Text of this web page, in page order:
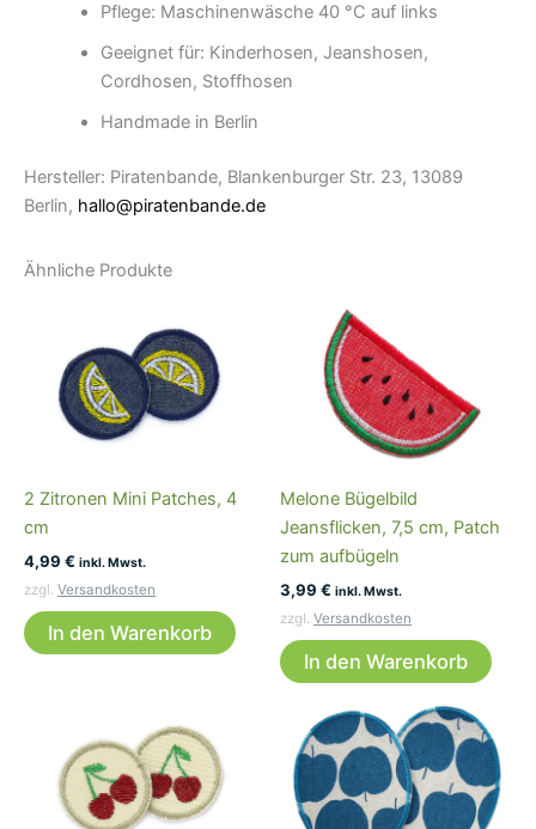
Pflege: Maschinenwäsche 40 °C auf links
Geeignet für: Kinderhosen, Jeanshosen,
Cordhosen, Stoffhosen
Handmade in Berlin
Hersteller: Piratenbande, Blankenburger Str. 23, 13089
Berlin, hallo@piratenbande.de
Ähnliche Produkte
2 Zitronen Mini Patches, 4
cm
4,99 € inkl. Mwst.
zzgl. Versandkosten
In den Warenkorb
Melone Bügelbild
Jeansflicken, 7,5 cm, Patch
zum aufbügeln
3,99 € inkl. Mwst.
zzgl. Versandkosten
In den Warenkorb